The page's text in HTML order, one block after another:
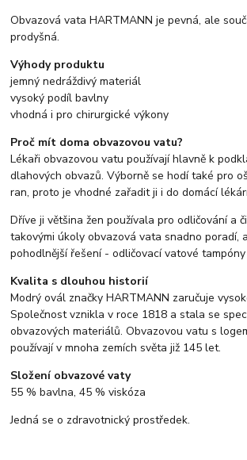
Obvazová vata HARTMANN je pevná, ale
prodyšná.
Výhody produktu
jemný nedráždivý materiál
vysoký podíl bavlny
vhodná i pro chirurgické výkony
Proč mít doma obvazovou vatu?
Lékaři obvazovou vatu používají hlavně k
dlahových obvazů. Výborně se hodí také pro
ran, proto je vhodné zařadit ji i do domácí
Dříve ji většina žen používala pro odličování a
takovými úkoly obvazová vata snadno poradí,
pohodlnější řešení - odličovací vatové
Kvalita s dlouhou historií
Modrý ovál značky HARTMANN zaručuje
Společnost vznikla v roce 1818 a stala se
obvazových materiálů. Obvazovou vatu s
používají v mnoha zemích světa již 145 let.
Složení obvazové vaty
55 % bavlna, 45 % viskóza
Jedná se o zdravotnický prostředek.